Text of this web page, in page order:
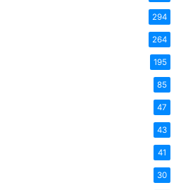
294
264
195
85
47
43
41
30